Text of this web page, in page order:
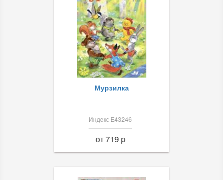
Мурзилка
Индекс Е43246
от 719 p